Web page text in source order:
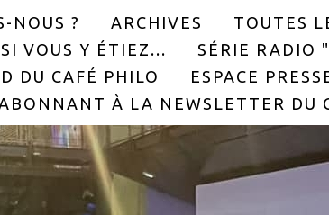
NOUS ? ARCHIVES TOUTES
VOUS Y ÉTIEZ...
SÉRIE RADIO
DU CAFÉ PHILO
ESPACE
À LA NEWSLETTER DU